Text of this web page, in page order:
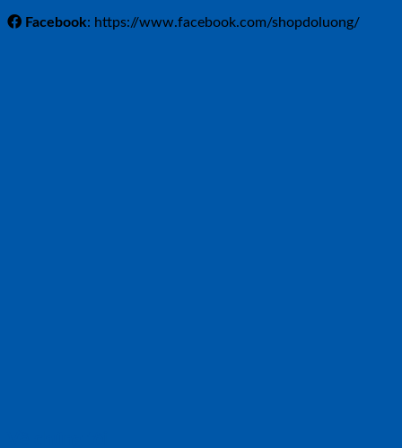
Facebook: https://www.facebook.com/shopdoluong/